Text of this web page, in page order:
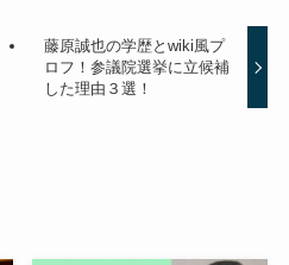
藤原誠也の学歴とwiki風プ
ロフ！参議院選挙に立候補
した理由３選！